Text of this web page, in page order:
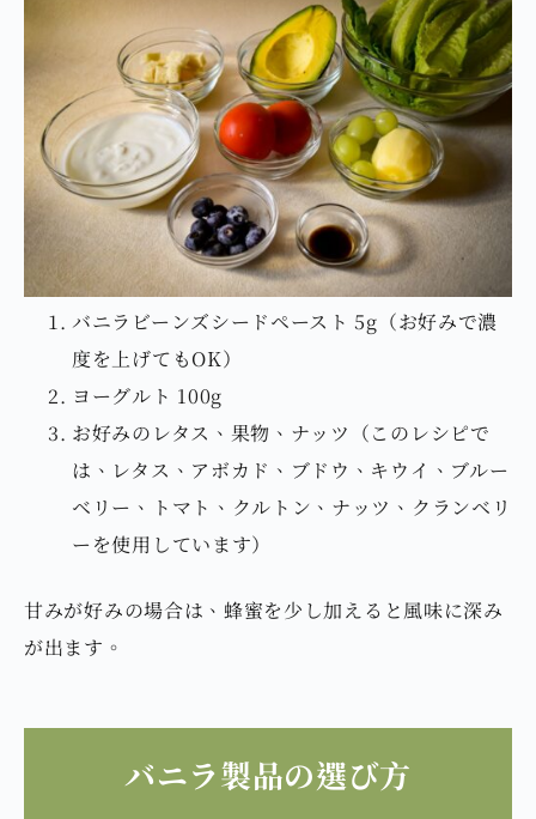
バニラビーンズシードペースト 5g（お好みで濃
度を上げてもOK）
ヨーグルト 100g
お好みのレタス、果物、ナッツ（このレシピで
は、レタス、アボカド、ブドウ、キウイ、ブルー
ベリー、トマト、クルトン、ナッツ、クランベリ
ーを使用しています）
甘みが好みの場合は、蜂蜜を少し加えると風味に深み
が出ます。
バニラ製品の選び方